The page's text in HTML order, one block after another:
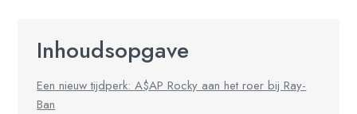
Inhoudsopgave
Een nieuw tijdperk: A$AP Rocky aan het roer bij Ray-
Ban